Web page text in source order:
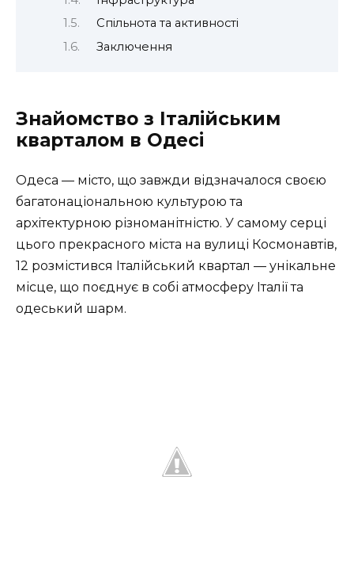
Спільнота та активності
Заключення
Знайомство з Італійським
кварталом в Одесі
Одеса — місто, що завжди відзначалося своєю
багатонаціональною культурою та
архітектурною різноманітністю. У самому серці
цього прекрасного міста на вулиці Космонавтів,
12 розмістився Італійський квартал — унікальне
місце, що поєднує в собі атмосферу Італії та
одеський шарм.